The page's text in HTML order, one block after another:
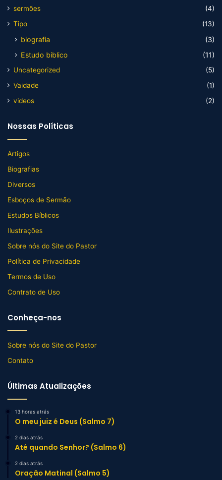
sermões
(4)
Tipo
(13)
biografia
(3)
Estudo biblico
(11)
Uncategorized
(5)
Vaidade
(1)
videos
(2)
Nossas Políticas
Artigos
Biografias
Diversos
Esboços de Sermão
Estudos Bíblicos
Ilustrações
Sobre nós do Site do Pastor
Política de Privacidade
Termos de Uso
Contrato de Uso
Conheça-nos
Sobre nós do Site do Pastor
Contato
Últimas Atualizações
13 horas atrás
O meu juiz é Deus (Salmo 7)
2 dias atrás
Até quando Senhor? (Salmo 6)
2 dias atrás
Oração Matinal (Salmo 5)